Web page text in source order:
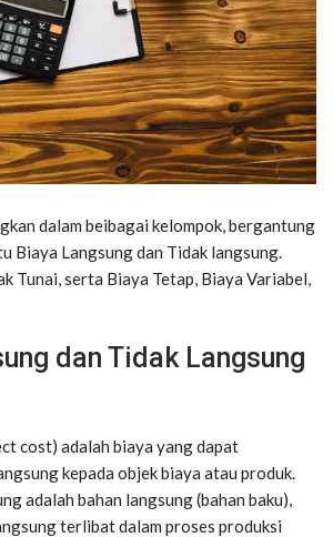
dalam beibagai kelompok, bergantung
Biaya Langsung dan Tidak langsung.
Tunai, serta Biaya Tetap, Biaya Variabel,
dan Tidak Langsung
cost) adalah biaya yang dapat
kepada objek biaya atau produk.
adalah bahan langsung (bahan baku),
terlibat dalam proses produksi